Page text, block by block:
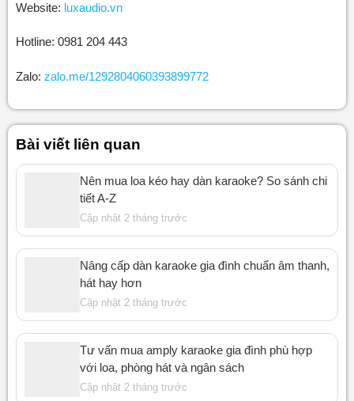
Website: luxaudio.vn
Hotline: 0981 204 443
Zalo: zalo.me/1292804060393899772
Bài viết liên quan
Nên mua loa kéo hay dàn karaoke? So sánh chi
tiết A-Z
Cập nhật 2 tháng trước
Nâng cấp dàn karaoke gia đình chuẩn âm thanh,
hát hay hơn
Cập nhật 2 tháng trước
Tư vấn mua amply karaoke gia đình phù hợp
với loa, phòng hát và ngân sách
Cập nhật 2 tháng trước